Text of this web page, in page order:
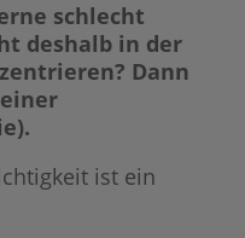
schlecht
deshalb in der
Dann
ist ein